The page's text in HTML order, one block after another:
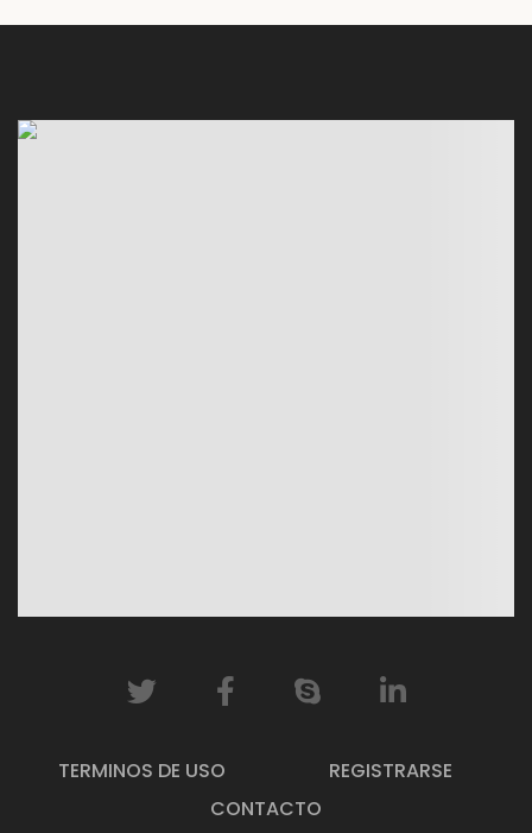
TERMINOS DE USO
REGISTRARSE
CONTACTO